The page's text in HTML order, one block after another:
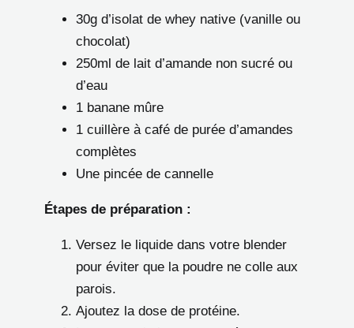
30g d’isolat de whey native (vanille ou
chocolat)
250ml de lait d’amande non sucré ou
d’eau
1 banane mûre
1 cuillère à café de purée d’amandes
complètes
Une pincée de cannelle
Étapes de préparation :
Versez le liquide dans votre blender
pour éviter que la poudre ne colle aux
parois.
Ajoutez la dose de protéine.